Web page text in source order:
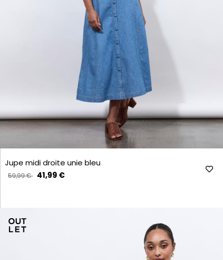
Jupe midi droite unie bleu
59,99 € 41,99 €